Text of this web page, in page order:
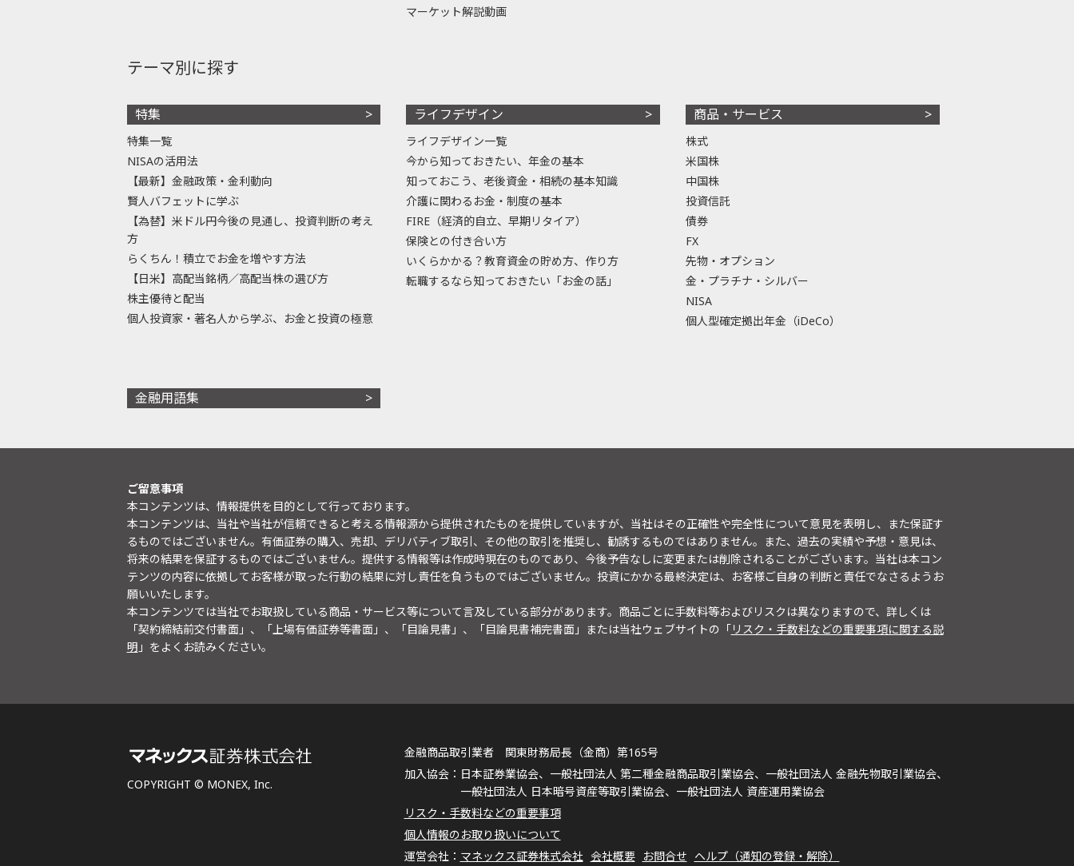
マーケット解説動画
テーマ別に探す
特集
特集一覧
NISAの活用法
【最新】金融政策・金利動向
賢人バフェットに学ぶ
【為替】米ドル円今後の見通し、投資判断の考え
方
らくちん！積立でお金を増やす方法
【日米】高配当銘柄／高配当株の選び方
株主優待と配当
個人投資家・著名人から学ぶ、お金と投資の極意
ライフデザイン
ライフデザイン一覧
今から知っておきたい、年金の基本
知っておこう、老後資金・相続の基本知識
介護に関わるお金・制度の基本
FIRE（経済的自立、早期リタイア）
保険との付き合い方
いくらかかる？教育資金の貯め方、作り方
転職するなら知っておきたい「お金の話」
商品・サービス
株式
米国株
中国株
投資信託
債券
FX
先物・オプション
金・プラチナ・シルバー
NISA
個人型確定拠出年金（iDeCo）
金融用語集
ご留意事項
本コンテンツは、情報提供を目的として行っております。
本コンテンツは、当社や当社が信頼できると考える情報源から提供されたものを提供していますが、当社はその正確性や完全性について意見を表明し、また保証す
るものではございません。有価証券の購入、売却、デリバティブ取引、その他の取引を推奨し、勧誘するものではありません。また、過去の実績や予想・意見は、
将来の結果を保証するものではございません。提供する情報等は作成時現在のものであり、今後予告なしに変更または削除されることがございます。当社は本コン
テンツの内容に依拠してお客様が取った行動の結果に対し責任を負うものではございません。投資にかかる最終決定は、お客様ご自身の判断と責任でなさるようお
願いいたします。
本コンテンツでは当社でお取扱している商品・サービス等について言及している部分があります。商品ごとに手数料等およびリスクは異なりますので、詳しくは
「契約締結前交付書面」、「上場有価証券等書面」、「目論見書」、「目論見書補完書面」または当社ウェブサイトの「リスク・手数料などの重要事項に関する説
明 」をよくお読みください。
COPYRIGHT © MONEX, Inc.
金融商品取引業者 関東財務局長（金商）第165号
日本証券業協会、一般社団法人 第二種金融商品取引業協会、一般社団法人 金融先物取引業協会、
一般社団法人 日本暗号資産等取引業協会、一般社団法人 資産運用業協会
リスク・手数料などの重要事項
個人情報のお取り扱いについて
マネックス証券株式会社 会社概要 お問合せ ヘルプ（通知の登録・解除）